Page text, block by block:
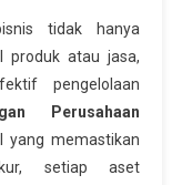
tidak hanya
produk atau jasa,
pengelolaan
Perusahaan
yang memastikan
setiap aset